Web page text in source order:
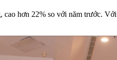
hơn 22% so với năm trước.